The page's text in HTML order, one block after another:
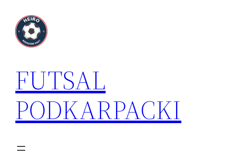
treści
FUTSAL
PODKARPACKI